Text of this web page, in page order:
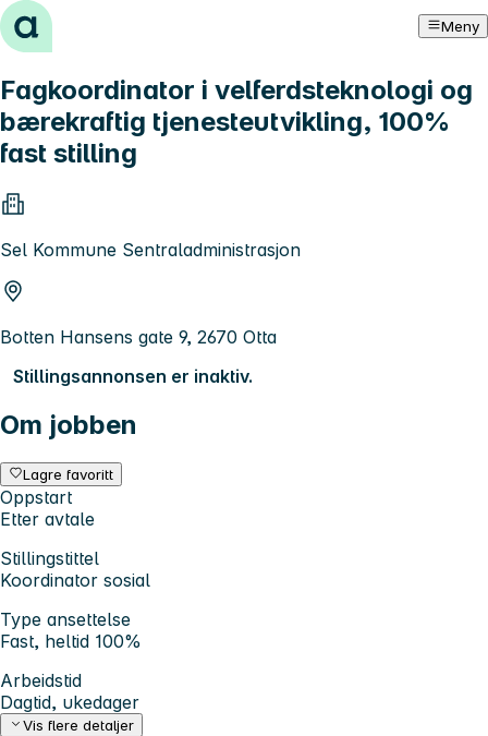
Hopp til innhold Meny
Fagkoordinator i velferdsteknologi og
bærekraftig tjenesteutvikling, 100%
fast stilling
Sel Kommune Sentraladministrasjon
Botten Hansens gate 9, 2670 Otta
Stillingsannonsen er inaktiv.
Om jobben
Lagre favoritt
Oppstart
Etter avtale
Stillingstittel
Koordinator sosial
Type ansettelse
Fast, heltid 100%
Arbeidstid
Dagtid, ukedager
Vis flere detaljer